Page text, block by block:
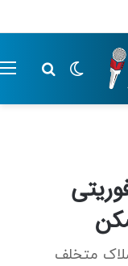
1405
تغییر پوسته
فوریتی
متخلف